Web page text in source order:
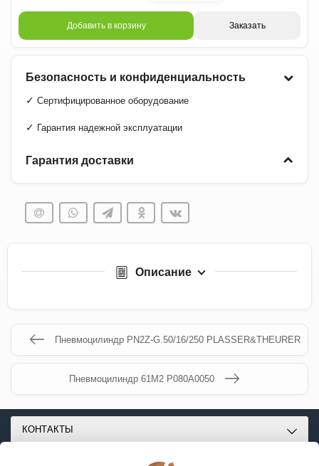
Добавить в корзину Заказать
Безопасность и конфиденциальность
✓ Сертифицированное оборудование
✓ Гарантия надежной эксплуатации
Гарантия доставки
Описание
Пневмоцилиндр PN2Z-G.50/16/250 PLASSER&THEURER
Пневмоцилиндр 61M2 P080A0050
КОНТАКТЫ